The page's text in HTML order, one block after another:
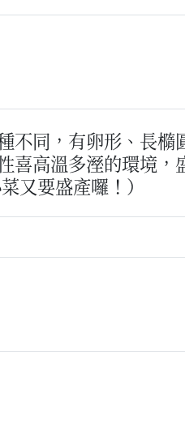
不同，有卵形、長橢
喜高溫多溼的環境，
又要盛產囉！）